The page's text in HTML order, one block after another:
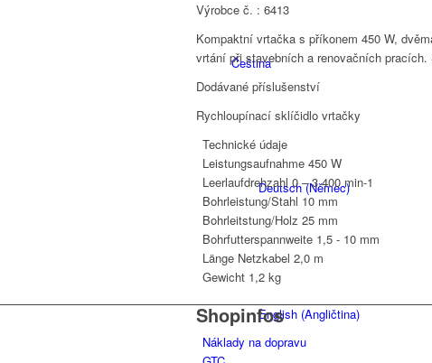
Čeština
Deutsch(Němec)
English (Angličtina)
Výrobce č. : 6413
Kompaktní vrtačka s příkonem 450 W,
vrtání při stavebních a renovačních
Dodávané příslušenství
Rychloupínací sklíčidlo vrtačky
Technické údaje
Leistungsaufnahme 450 W
Leerlaufdrehzahl 0 – 3.400 min-1
Bohrleistung/Stahl 10 mm
Bohrleitstung/Holz 25 mm
Bohrfutterspannweite 1,5 - 10 mm
Länge Netzkabel 2,0 m
Gewicht 1,2 kg
Shopinfos
Náklady na dopravu